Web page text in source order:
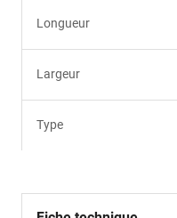
Longueur
Largeur
Type